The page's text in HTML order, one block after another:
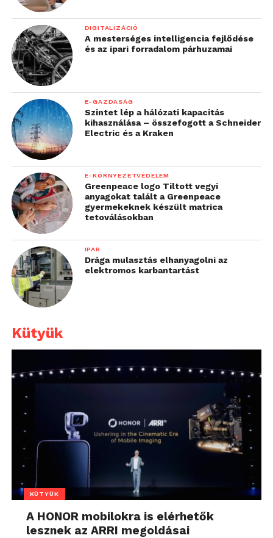
DIGITALIZÁCIÓ
A mesterséges intelligencia fejlődése
és az ipari forradalom párhuzamai
E-GAZDASÁG
Szintet lép a hálózati kapacitás
kihasználása – összefogott a Schneider
Electric és a Kraken
E-KÖRNYEZETVÉDELEM
Greenpeace logo Tiltott vegyi
anyagokat talált a Greenpeace
gyermekeknek készült matrica
tetoválásokban
IPAR
Drága mulasztás elhanyagolni az
elektromos karbantartást
Kütyük
KÜTYÜK
A HONOR mobilokra is elérhetők
lesznek az ARRI megoldásai